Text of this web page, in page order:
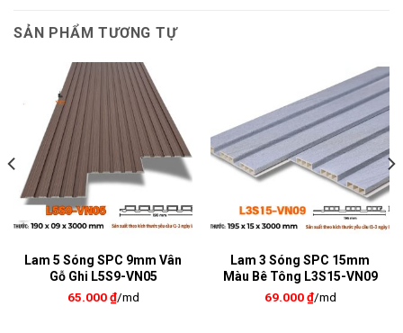
SẢN PHẨM TƯƠNG TỰ
Lam 5 Sóng SPC 9mm Vân
Gỗ Ghi L5S9-VN05
65.000₫/md
Lam 3 Sóng SPC 15mm
Màu Bê Tông L3S15-VN09
69.000₫/md